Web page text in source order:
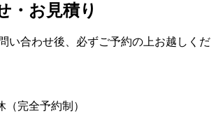
・お見積り
い合わせ後、必ずご予約の上お越しくだ
（完全予約制）